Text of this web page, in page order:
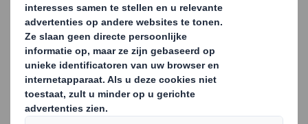
Neem contact op voor
meer informatie